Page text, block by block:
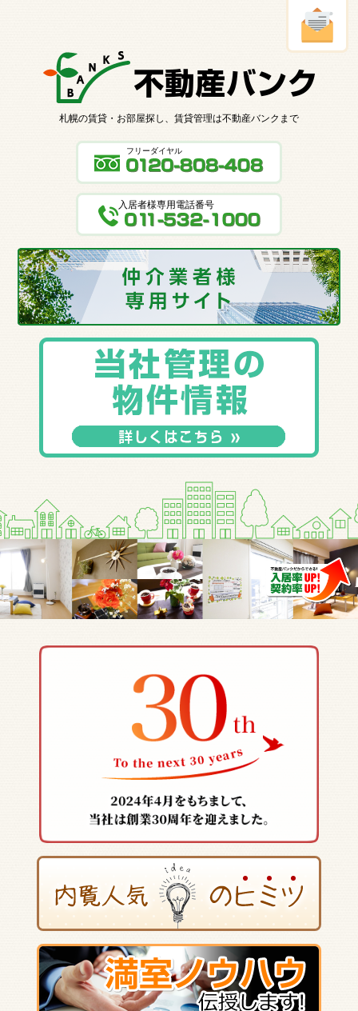
札幌の賃貸・お部屋探し、賃貸管理は不動産バンクまで
フリーダイヤル
入居者様専用電話番号